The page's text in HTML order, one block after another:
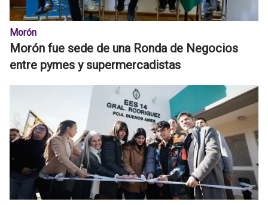
Morón
Morón fue sede de una Ronda de Negocios
entre pymes y supermercadistas